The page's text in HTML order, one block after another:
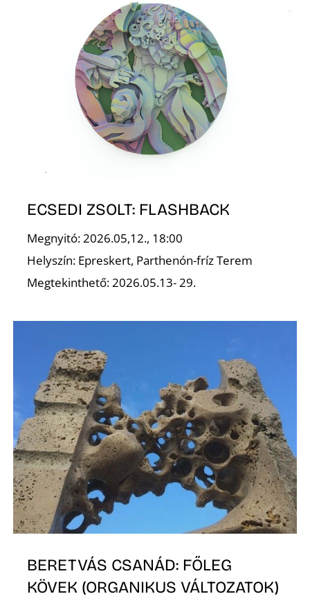
ECSEDI ZSOLT: FLASHBACK
Megnyitó: 2026.05,12., 18:00
Helyszín: Epreskert, Parthenón-fríz Terem
Megtekinthető: 2026.05.13- 29.
BERETVÁS CSANÁD: FŐLEG
KÖVEK (ORGANIKUS VÁLTOZATOK)